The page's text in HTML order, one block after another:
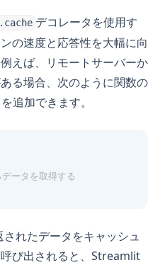
デコレータを使用す
の速度と応答性を大幅に向
えば、リモートサーバーか
る場合、次のように関数の
追加できます。
ータを取得する
れたデータをキャッシュ
び出されると、Streamlit